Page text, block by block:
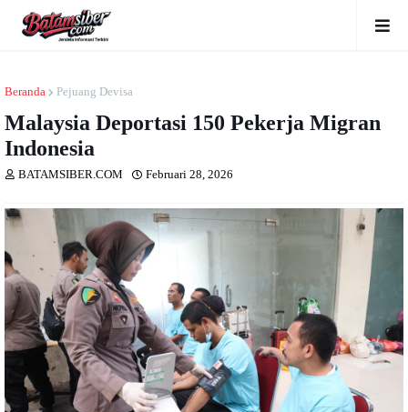
Beranda Pejuang Devisa
Malaysia Deportasi 150 Pekerja Migran
Indonesia
BATAMSIBER.COM Februari 28, 2026